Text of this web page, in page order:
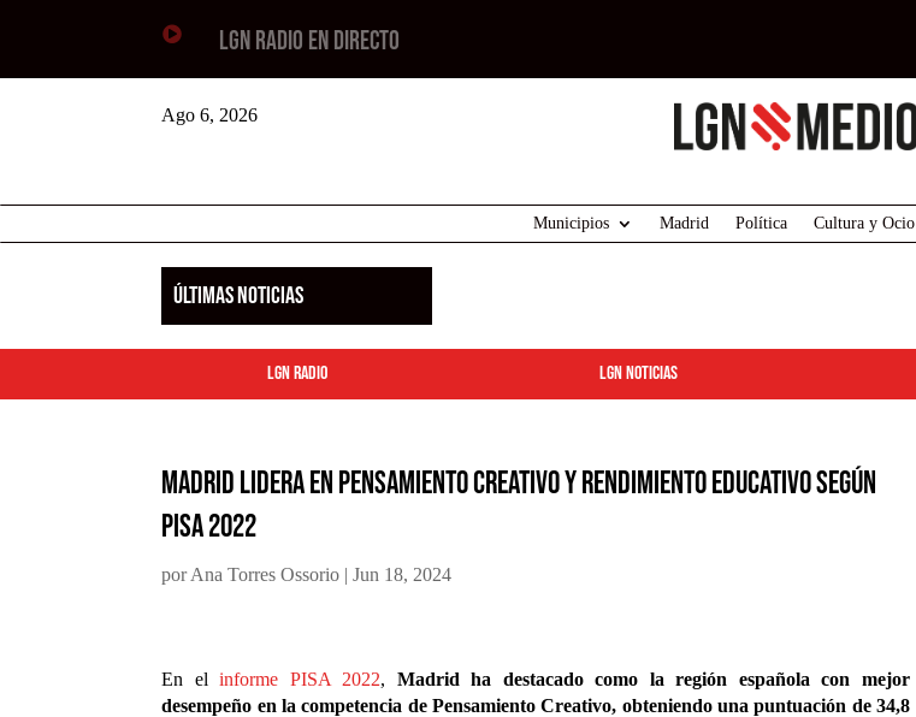
 LGN RADIO EN DIRECTO
Ago 6, 2026
Municipios Madrid Política Cultura y Ocio
ÚLTIMAS NOTICIAS
LGN Radio LGN Noticias
Madrid Lidera en Pensamiento Creativo y Rendimiento Educativo según
PISA 2022
porAna Torres Ossorio |Jun 18, 2024
En elinforme PISA 2022, Madrid ha destacado como la región española con mejor
desempeño en la competencia de Pensamiento Creativo, obteniendo una puntuación de 34,8